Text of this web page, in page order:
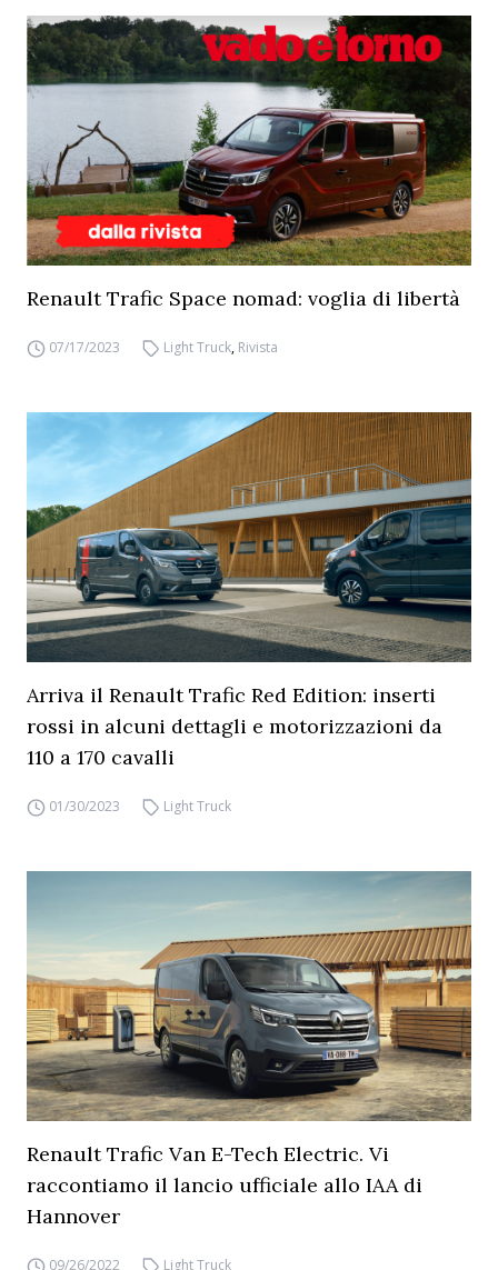
Renault Trafic Space nomad: voglia di libertà
07/17/2023 Light Truck, Rivista
Arriva il Renault Trafic Red Edition: inserti
rossi in alcuni dettagli e motorizzazioni da
110 a 170 cavalli
01/30/2023 Light Truck
Renault Trafic Van E-Tech Electric. Vi
raccontiamo il lancio ufficiale allo IAA di
Hannover
09/26/2022 Light Truck